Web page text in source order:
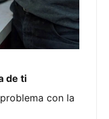
de ti
con la